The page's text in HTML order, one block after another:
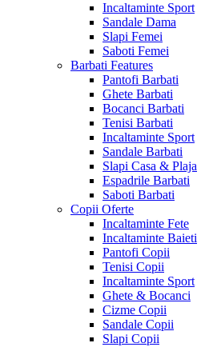
Incaltaminte Sport
Sandale Dama
Slapi Femei
Saboti Femei
Barbati Features
Pantofi Barbati
Ghete Barbati
Bocanci Barbati
Tenisi Barbati
Incaltaminte Sport
Sandale Barbati
Slapi Casa & Plaja
Espadrile Barbati
Saboti Barbati
Copii Oferte
Incaltaminte Fete
Incaltaminte Baieti
Pantofi Copii
Tenisi Copii
Incaltaminte Sport
Ghete & Bocanci
Cizme Copii
Sandale Copii
Slapi Copii